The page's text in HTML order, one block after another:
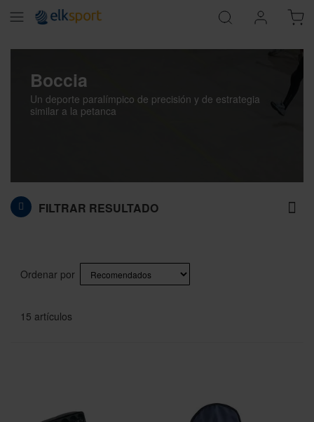
Boccia
Un deporte paralímpico de precisión y de estrategia
similar a la petanca
FILTRAR RESULTADO
15 artículos
Ordenar por